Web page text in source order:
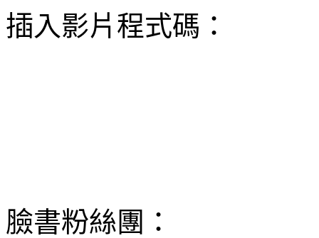
插入影片程式碼：
臉書粉絲團：